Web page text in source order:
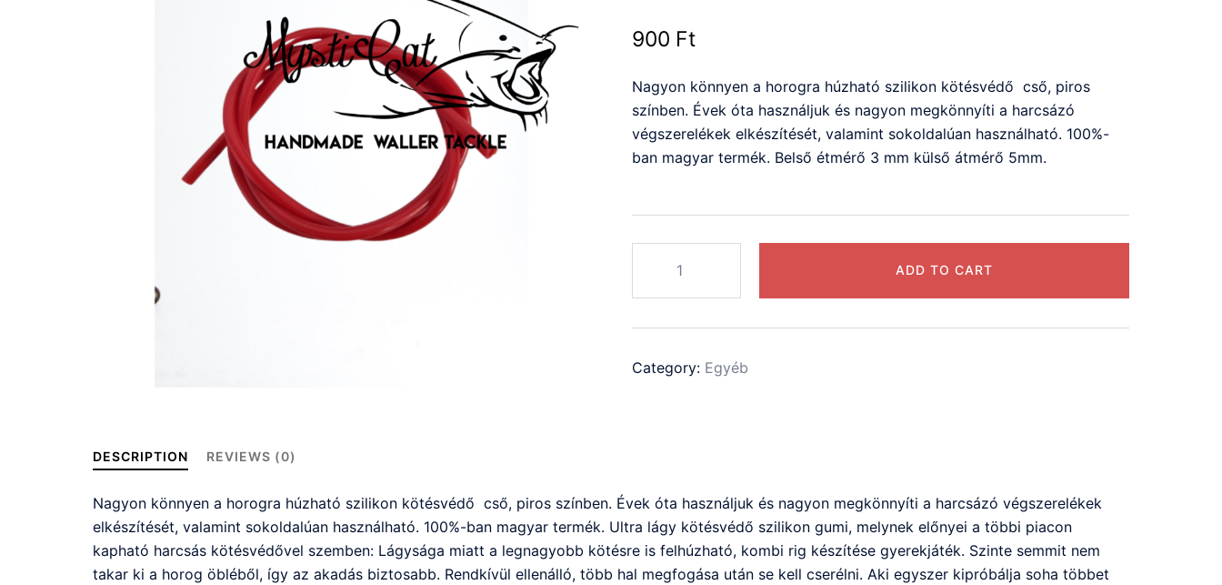
900 Ft
Nagyon könnyen a horogra húzható szilikon kötésvédő cső, piros
színben. Évek óta használjuk és nagyon megkönnyíti a harcsázó
végszerelékek elkészítését, valamint sokoldalúan használható. 100%-
ban magyar termék. Belső étmérő 3 mm külső átmérő 5mm.
Tube
-
Kötésvédő
méter
quantity
ADD TO CART
Category: Egyéb
DESCRIPTION REVIEWS (0)
Nagyon könnyen a horogra húzható szilikon kötésvédő cső, piros színben. Évek óta használjuk és nagyon megkönnyíti a harcsázó végszerelékek
elkészítését, valamint sokoldalúan használható. 100%-ban magyar termék. Ultra lágy kötésvédő szilikon gumi, melynek előnyei a többi piacon
kapható harcsás kötésvédővel szemben: Lágysága miatt a legnagyobb kötésre is felhúzható, kombi rig készítése gyerekjáték. Szinte semmit nem
takar ki a horog öbléből, így az akadás biztosabb. Rendkívül ellenálló, több hal megfogása után se kell cserélni. Aki egyszer kipróbálja soha többet